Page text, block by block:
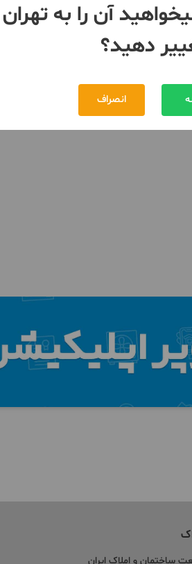
ساختمان و املاک ایران
آن را به تهران
دهید؟
انصراف